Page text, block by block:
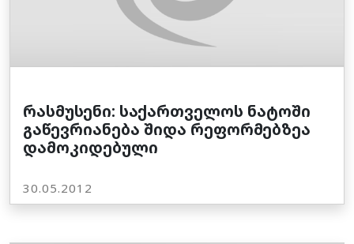
რასმუსენი: საქართველოს ნატოში
გაწევრიანება შიდა რეფორმებზეა
დამოკიდებული
30.05.2012